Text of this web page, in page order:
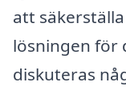
att
lösningen för
diskuteras